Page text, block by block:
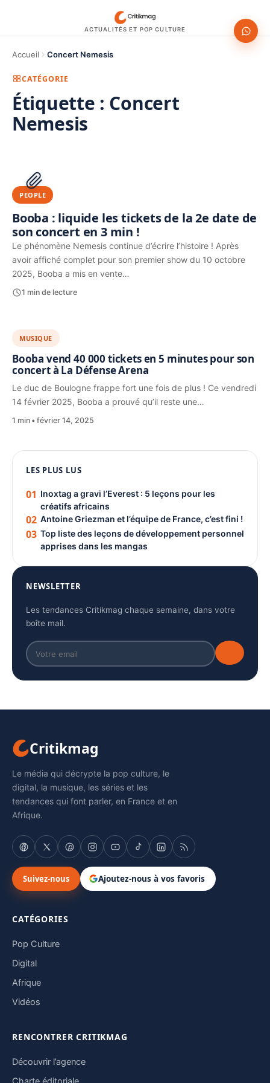
ACTUALITÉS ET POP CULTURE
Accueil Concert Nemesis
CATÉGORIE
Étiquette : Concert
Nemesis
PUBLICITÉ
PEOPLE
Booba : liquide les tickets de la 2e date de
son concert en 3 min !
Le phénomène Nemesis continue d’écrire l’histoire ! Après
avoir affiché complet pour son premier show du 10 octobre
2025, Booba a mis en vente…
1 min de lecture
MUSIQUE
Booba vend 40 000 tickets en 5 minutes pour son
concert à La Défense Arena
Le duc de Boulogne frappe fort une fois de plus ! Ce vendredi
14 février 2025, Booba a prouvé qu’il reste une…
1 min février 14, 2025
PUBLICITÉ
LES PLUS LUS
01 Inoxtag a gravi l’Everest : 5 leçons pour les
créatifs africains
02 Antoine Griezman et l’équipe de France, c’est fini !
03 Top liste des leçons de développement personnel
apprises dans les mangas
NEWSLETTER
Les tendances Critikmag chaque semaine, dans votre
boîte mail.
Critikmag
Le média qui décrypte la pop culture, le
digital, la musique, les séries et les
tendances qui font parler, en France et en
Afrique.
Suivez-nous Ajoutez-nous à vos favoris
CATÉGORIES
Pop Culture
Digital
Afrique
Vidéos
RENCONTRER CRITIKMAG
Découvrir l’agence